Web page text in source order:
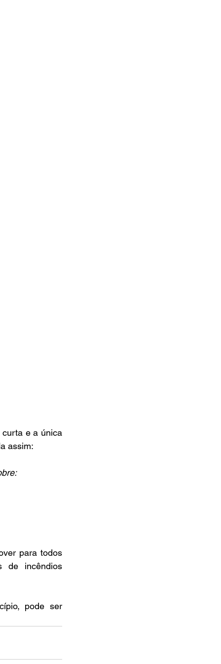
curta e a única
assim:
para todos
de incêndios
pode ser